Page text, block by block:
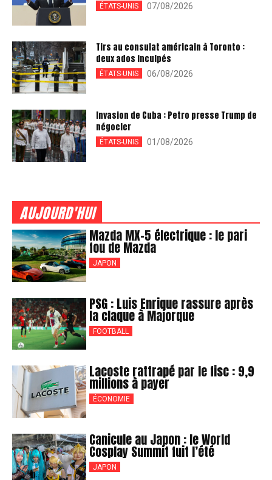
ÉTATS-UNIS 07/08/2026
Tirs au consulat américain à Toronto :
deux ados inculpés
ÉTATS-UNIS 06/08/2026
Invasion de Cuba : Petro presse Trump de
négocier
ÉTATS-UNIS 01/08/2026
AUJOURD'HUI
Mazda MX-5 électrique : le pari
fou de Mazda
JAPON
PSG : Luis Enrique rassure après
la claque à Majorque
FOOTBALL
Lacoste rattrapé par le fisc : 9,9
millions à payer
ÉCONOMIE
Canicule au Japon : le World
Cosplay Summit fuit l’été
JAPON